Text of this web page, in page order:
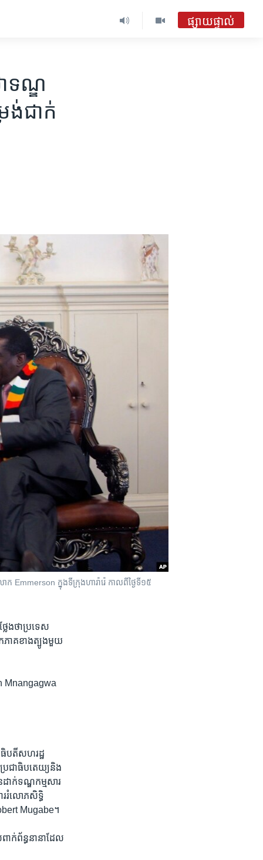
ផ្សាយផ្ទាល់
ទណ្ឌ
ង់​ជាក់​
Emmerson ក្នុង​ទីក្រុង​ហារ៉ារ៉េ កាល​ពី​ថ្ងៃទី​១៥
ែង​ថា​ប្រទេស
ភាគខាងត្បូង​មួយ​
Mnangagwa​
ធិបតី​សហរដ្ឋ​
រជាធិបតេយ្យ​និង​
ាក់​ទណ្ឌកម្មសារ​
រ​រំលោភ​សិទ្ធិ​
Mugabe។
ាក់​ព័ន្ធ​នានា​ដែល​